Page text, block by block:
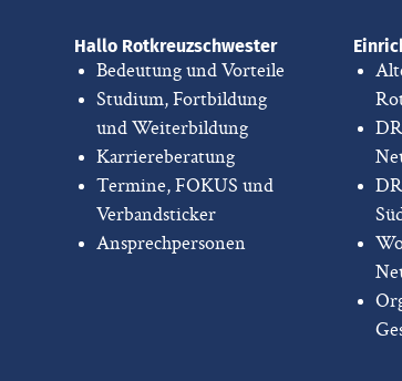
Hallo Rotkreuzschwester
Bedeutung und Vorteile
Studium, Fortbildung
und Weiterbildung
Karriereberatung
Termine, FOKUS und
Verbandsticker
Ansprechpersonen